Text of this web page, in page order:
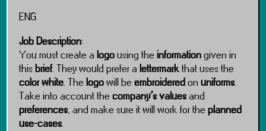
ENG
Job Description:
You must create alogousing theinformationgiven in
thisbrief. They would prefer alettermarkthat uses the
color white. Thelogowill beembroideredonuniforms.
Take into account thecompany’s valuesand
preferences, and make sure it will work for theplanned
use-cases.